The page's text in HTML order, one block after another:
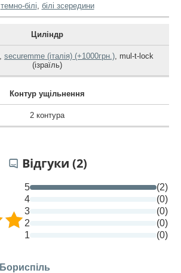
темно-білі білі зсередини
Циліндр
securemme (італія) (+1000грн.) mul-t-lock
(ізраїль)
Контур ущільнення
2 контура
Відгуки (2)
5
(2)
4
(0)
3
(0)
2
(0)
1
(0)
Бориспіль